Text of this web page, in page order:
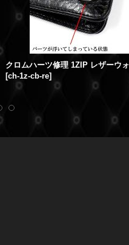
[ch-1z-cb-re]